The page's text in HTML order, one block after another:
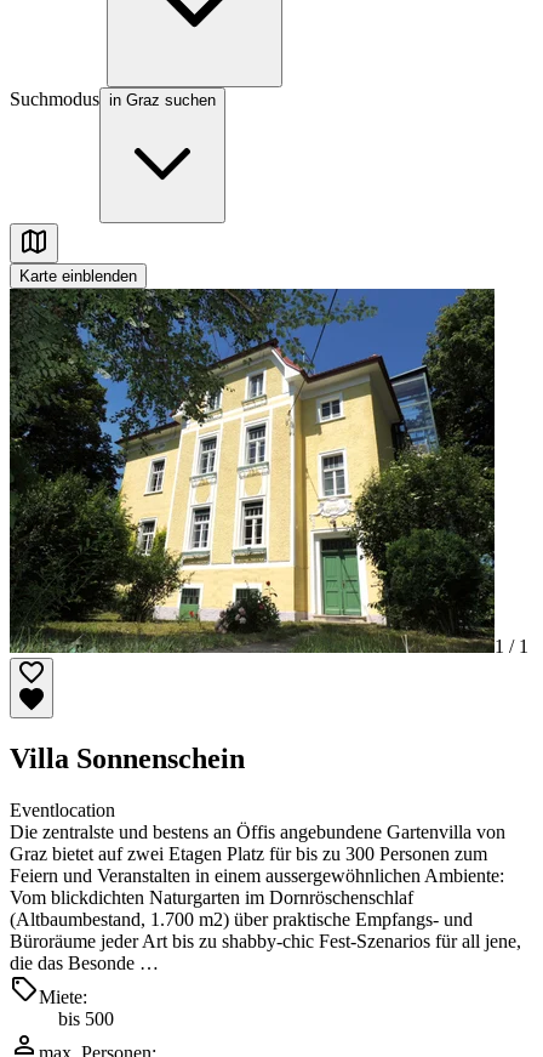
Suchmodus in Graz suchen
Karte einblenden
1 / 1
Villa Sonnenschein
Eventlocation
Die zentralste und bestens an Öffis angebundene Gartenvilla von
Graz bietet auf zwei Etagen Platz für bis zu 300 Personen zum
Feiern und Veranstalten in einem aussergewöhnlichen Ambiente:
Vom blickdichten Naturgarten im Dornröschenschlaf
(Altbaumbestand, 1.700 m2) über praktische Empfangs- und
Büroräume jeder Art bis zu shabby-chic Fest-Szenarios für all jene,
die das Besonde …
Miete:
bis 500
max. Personen: